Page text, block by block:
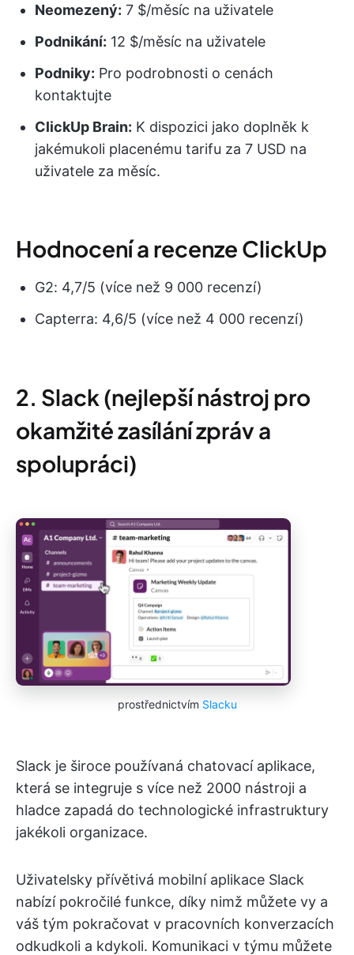
Neomezený: 7 $/měsíc na uživatele
Podnikání: 12 $/měsíc na uživatele
Podniky: Pro podrobnosti o cenách
kontaktujte
ClickUp Brain: K dispozici jako doplněk k
jakémukoli placenému tarifu za 7 USD na
uživatele za měsíc.
Hodnocení a recenze ClickUp
G2: 4,7/5 (více než 9 000 recenzí)
Capterra: 4,6/5 (více než 4 000 recenzí)
2. Slack (nejlepší nástroj pro
okamžité zasílání zpráv a
spolupráci)
prostřednictvím Slacku
Slack je široce používaná chatovací aplikace,
která se integruje s více než 2000 nástroji a
hladce zapadá do technologické infrastruktury
jakékoli organizace.
Uživatelsky přívětivá mobilní aplikace Slack
nabízí pokročilé funkce, díky nimž můžete vy a
váš tým pokračovat v pracovních konverzacích
odkudkoli a kdykoli. Komunikaci v týmu můžete